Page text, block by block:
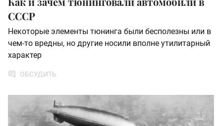
СССР
Некоторые элементы тюнинга были бесполезны или в
чем-то вредны, но другие носили вполне утилитарный
характер
ОБСУДИТЬ